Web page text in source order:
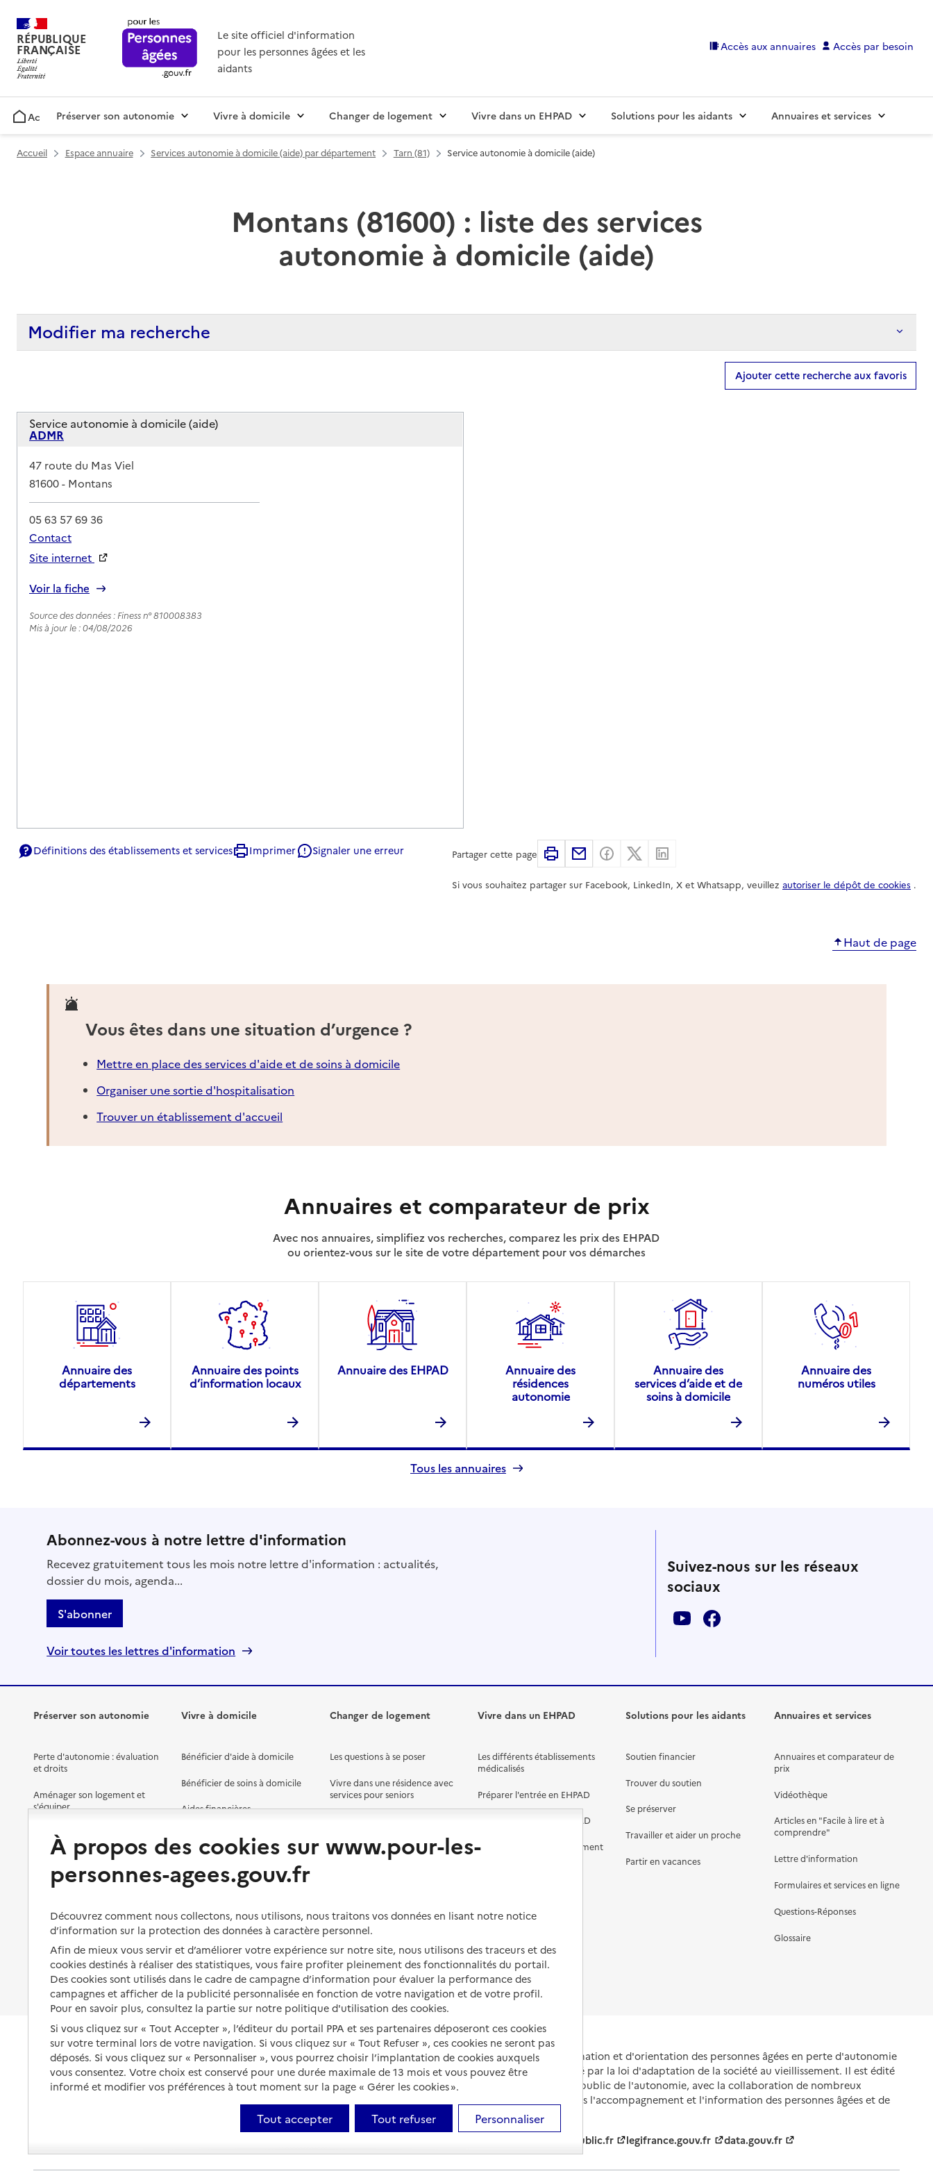
RÉPUBLIQUE
FRANÇAISE
Le site officiel d'information
pour les personnes âgées et les
aidants
Accès aux annuaires Accès par besoin
AccueilPréserver son autonomie Vivre à domicile Changer de logement Vivre dans un EHPAD Solutions pour les aidants Annuaires et services
Accueil Espace annuaire Services autonomie à domicile (aide) par département Tarn (81) Service autonomie à domicile (aide)
Montans (81600) : liste des services
autonomie à domicile (aide)
Modifier ma recherche
Ajouter cette recherche aux favoris
Service autonomie à domicile (aide)
ADMR
Adresse
47 route du Mas Viel
81600- Montans
05 63 57 69 36
Contact
Site internet
Voir la fiche
Source des données : Finess n° 810008383
Mis à jour le : 04/08/2026
Définitions des établissements et services Imprimer Signaler une erreur Partager cette page ImprimerPartager par email
Partager sur Facebook
Partager sur X
Si vous souhaitez partager sur Facebook, LinkedIn, X et Whatsapp, veuillez autoriser le dépôt de cookies .
Haut de page
Vous êtes dans une situation d’urgence ?
Mettre en place des services d'aide et de soins à domicile
Organiser une sortie d'hospitalisation
Trouver un établissement d'accueil
Annuaires et comparateur de prix
Avec nos annuaires, simplifiez vos recherches, comparez les prix des EHPAD
ou orientez-vous sur le site de votre département pour vos démarches
Annuaire des
départements
Annuaire des points
d’information locaux
Annuaire des EHPAD
Annuaire des
résidences
autonomie
Annuaire des
services d’aide et de
soins à domicile
Annuaire des
numéros utiles
Tous les annuaires
Abonnez-vous à notre lettre d'information
Recevez gratuitement tous les mois notre lettre d'information : actualités,
dossier du mois, agenda...
S'abonner
Voir toutes les lettres d'information
Suivez-nous sur les réseaux
sociaux
Préserver son autonomie
Perte d'autonomie : évaluation
et droits
Aménager son logement et
s'équiper
Préserver son autonomie et sa
santé
Organiser à l'avance sa propre
protection
Les obligations de la famille
À qui s’adresser ?
Les politiques du grand âge
Vivre à domicile
Bénéficier d'aide à domicile
Bénéficier de soins à domicile
Aides financières
Vivre à domicile avec une
Être hospitalisé
Fin de vie à domicile
Changer de logement
Les questions à se poser
Vivre dans une résidence avec
services pour seniors
Vivre en accueil familial
Vivre dans un EHPAD
Les différents établissements
médicalisés
Préparer l'entrée en EHPAD
Aides financières en EHPAD
Prévention, accompagnement
Droits en EHPAD
Fin de vie en EHPAD
Solutions pour les aidants
Soutien financier
Trouver du soutien
Se préserver
Travailler et aider un proche
Partir en vacances
Annuaires et services
Annuaires et comparateur de
prix
Vidéothèque
Articles en "Facile à lire et à
comprendre"
Lettre d'information
Formulaires et services en ligne
Questions-Réponses
Glossaire
Portail national d'information et d'orientation des personnes âgées en perte d'autonomie
et de leurs proches, créé par la loi d'adaptation de la société au vieillissement. Il est édité
et animé par le Service public de l'autonomie, avec la collaboration de nombreux
partenaires engagés dans l'accompagnement et l'information des personnes âgées et de
leurs aidants.
service-public.fr legifrance.gouv.fr data.gouv.fr
À propos des cookies sur www.pour-les-
personnes-agees.gouv.fr
Découvrez comment nous collectons, nous utilisons, nous traitons vos données en lisant notre notice
d’information sur la protection des données à caractère personnel.
Afin de mieux vous servir et d’améliorer votre expérience sur notre site, nous utilisons des traceurs et des
cookies destinés à réaliser des statistiques, vous faire profiter pleinement des fonctionnalités du portail.
Des cookies sont utilisés dans le cadre de campagne d’information pour évaluer la performance des
campagnes et afficher de la publicité personnalisée en fonction de votre navigation et de votre profil.
Pour en savoir plus, consultez la partie sur notre politique d'utilisation des cookies.
Si vous cliquez sur « Tout Accepter », l’éditeur du portail PPA et ses partenaires déposeront ces cookies
sur votre terminal lors de votre navigation. Si vous cliquez sur « Tout Refuser », ces cookies ne seront pas
déposés. Si vous cliquez sur « Personnaliser », vous pourrez choisir l’implantation de cookies auxquels
vous consentez. Votre choix est conservé pour une durée maximale de 13 mois et vous pouvez être
informé et modifier vos préférences à tout moment sur la page « Gérer les cookies ».
Tout accepter Tout refuser Personnaliser